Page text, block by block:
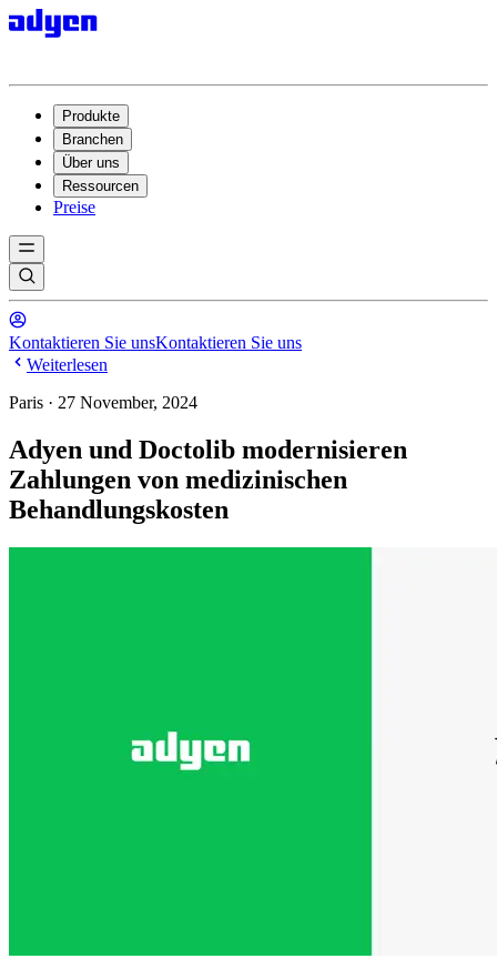
Produkte
Branchen
Über uns
Ressourcen
Preise
Kontaktieren Sie unsKontaktieren Sie uns
Weiterlesen
Paris · 27 November, 2024
Adyen und Doctolib modernisieren
Zahlungen von medizinischen
Behandlungskosten